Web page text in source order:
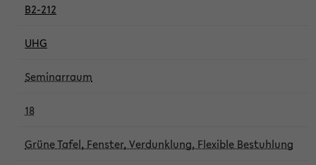
B2-212
UHG
Seminarraum
18
Grüne Tafel, Fenster, Verdunklung, Flexible Bestuhlung